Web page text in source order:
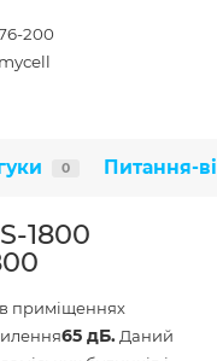
200
mycell
0 Питання-
1800
в приміщеннях
65 дБ.Даний